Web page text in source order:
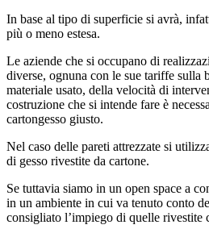
In base al tipo di superficie si avrà,
più o meno estesa.
Le aziende che si occupano di
diverse, ognuna con le sue tariffe sulla
materiale usato, della velocità di
costruzione che si intende fare è
cartongesso giusto.
Nel caso delle pareti attrezzate si
di gesso rivestite da cartone.
Se tuttavia siamo in un open space a
in un ambiente in cui va tenuto conto
consigliato l’impiego di quelle rivestite